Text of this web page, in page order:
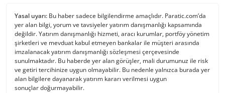
Yasal uyarı: Bu haber sadece bilgilendirme amaçlıdır. Paratic.com’da
yer alan bilgi, yorum ve tavsiyeler yatırım danışmanlığı kapsamında
değildir. Yatırım danışmanlığı hizmeti, aracı kurumlar, portföy yönetim
şirketleri ve mevduat kabul etmeyen bankalar ile müşteri arasında
imzalanacak yatırım danışmanlığı sözleşmesi çerçevesinde
sunulmaktadır. Bu haberde yer alan görüşler, mali durumunuz ile risk
ve getiri tercihinize uygun olmayabilir. Bu nedenle yalnızca burada yer
alan bilgilere dayanarak yatırım kararı verilmesi uygun
sonuçlar doğurmayabilir.